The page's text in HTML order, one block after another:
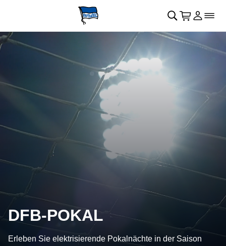
􀄫
􀊫 􀍩 Login
􀉩􀌇
DFB-POKAL
Erleben Sie elektrisierende Pokalnächte in der Saison